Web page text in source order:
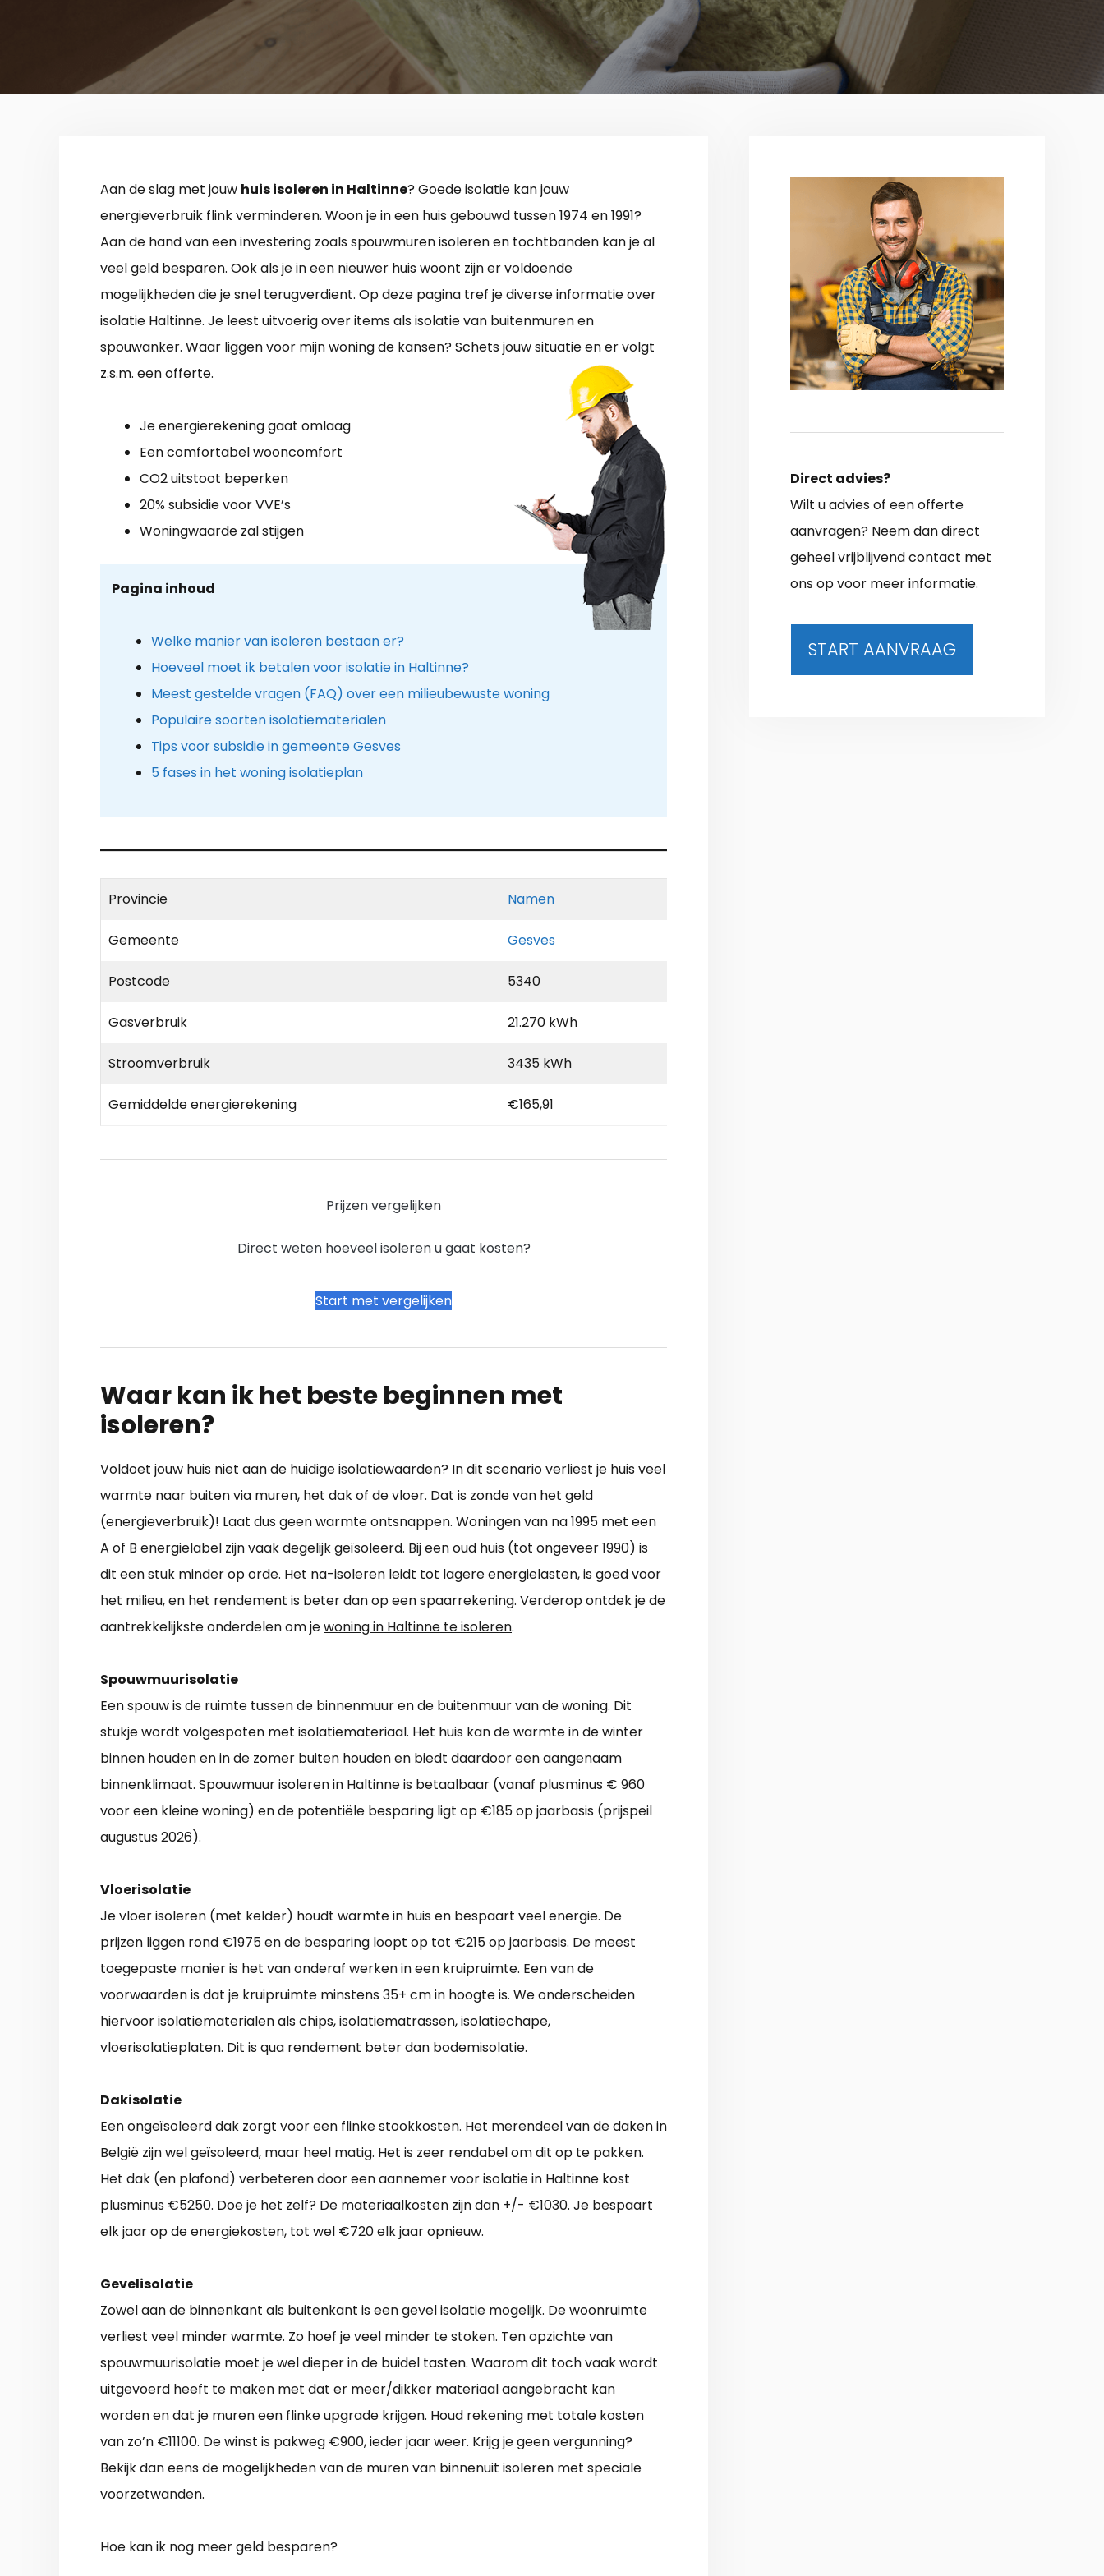
Aan de slag met jouw huis isoleren in Haltinne? Goede isolatie kan jouw
energieverbruik flink verminderen. Woon je in een huis gebouwd tussen 1974 en 1991?
Aan de hand van een investering zoals spouwmuren isoleren en tochtbanden kan je al
veel geld besparen. Ook als je in een nieuwer huis woont zijn er voldoende
mogelijkheden die je snel terugverdient. Op deze pagina tref je diverse informatie over
isolatie Haltinne. Je leest uitvoerig over items als isolatie van buitenmuren en
spouwanker. Waar liggen voor mijn woning de kansen? Schets jouw situatie en er volgt
z.s.m. een offerte.
Je energierekening gaat omlaag
Een comfortabel wooncomfort
CO2 uitstoot beperken
20% subsidie voor VVE’s
Woningwaarde zal stijgen
Pagina inhoud
Welke manier van isoleren bestaan er?
Hoeveel moet ik betalen voor isolatie in Haltinne?
Meest gestelde vragen (FAQ) over een milieubewuste woning
Populaire soorten isolatiematerialen
Tips voor subsidie in gemeente Gesves
5 fases in het woning isolatieplan
Provincie Namen
Gemeente Gesves
Postcode 5340
Gasverbruik 21.270 kWh
Stroomverbruik 3435 kWh
Gemiddelde energierekening €165,91
Prijzen vergelijken
Direct weten hoeveel isoleren u gaat kosten?
Start met vergelijken
Waar kan ik het beste beginnen met
isoleren?
Voldoet jouw huis niet aan de huidige isolatiewaarden? In dit scenario verliest je huis veel
warmte naar buiten via muren, het dak of de vloer. Dat is zonde van het geld
(energieverbruik)! Laat dus geen warmte ontsnappen. Woningen van na 1995 met een
A of B energielabel zijn vaak degelijk geïsoleerd. Bij een oud huis (tot ongeveer 1990) is
dit een stuk minder op orde. Het na-isoleren leidt tot lagere energielasten, is goed voor
het milieu, en het rendement is beter dan op een spaarrekening. Verderop ontdek je de
aantrekkelijkste onderdelen om jewoning in Haltinne te isoleren.
Spouwmuurisolatie
Een spouw is de ruimte tussen de binnenmuur en de buitenmuur van de woning. Dit
stukje wordt volgespoten met isolatiemateriaal. Het huis kan de warmte in de winter
binnen houden en in de zomer buiten houden en biedt daardoor een aangenaam
binnenklimaat. Spouwmuur isoleren in Haltinne is betaalbaar (vanaf plusminus € 960
voor een kleine woning) en de potentiële besparing ligt op €185 op jaarbasis (prijspeil
augustus 2026).
Vloerisolatie
Je vloer isoleren (met kelder) houdt warmte in huis en bespaart veel energie. De
prijzen liggen rond €1975 en de besparing loopt op tot €215 op jaarbasis. De meest
toegepaste manier is het van onderaf werken in een kruipruimte. Een van de
voorwaarden is dat je kruipruimte minstens 35+ cm in hoogte is. We onderscheiden
hiervoor isolatiematerialen als chips, isolatiematrassen, isolatiechape,
vloerisolatieplaten. Dit is qua rendement beter dan bodemisolatie.
Dakisolatie
Een ongeïsoleerd dak zorgt voor een flinke stookkosten. Het merendeel van de daken in
België zijn wel geïsoleerd, maar heel matig. Het is zeer rendabel om dit op te pakken.
Het dak (en plafond) verbeteren door een aannemer voor isolatie in Haltinne kost
plusminus €5250. Doe je het zelf? De materiaalkosten zijn dan +/- €1030. Je bespaart
elk jaar op de energiekosten, tot wel €720 elk jaar opnieuw.
Gevelisolatie
Zowel aan de binnenkant als buitenkant is een gevel isolatie mogelijk. De woonruimte
verliest veel minder warmte. Zo hoef je veel minder te stoken. Ten opzichte van
spouwmuurisolatie moet je wel dieper in de buidel tasten. Waarom dit toch vaak wordt
uitgevoerd heeft te maken met dat er meer/dikker materiaal aangebracht kan
worden en dat je muren een flinke upgrade krijgen. Houd rekening met totale kosten
van zo’n €11100. De winst is pakweg €900, ieder jaar weer. Krijg je geen vergunning?
Bekijk dan eens de mogelijkheden van de muren van binnenuit isoleren met speciale
voorzetwanden.
Hoe kan ik nog meer geld besparen?
Direct advies?
Wilt u advies of een offerte
aanvragen? Neem dan direct
geheel vrijblijvend contact met
ons op voor meer informatie.
START AANVRAAG